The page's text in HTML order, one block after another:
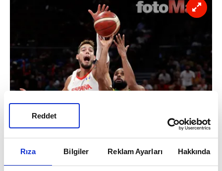
Rıza Bilgiler Reklam Ayarları Hakkında
Reddet